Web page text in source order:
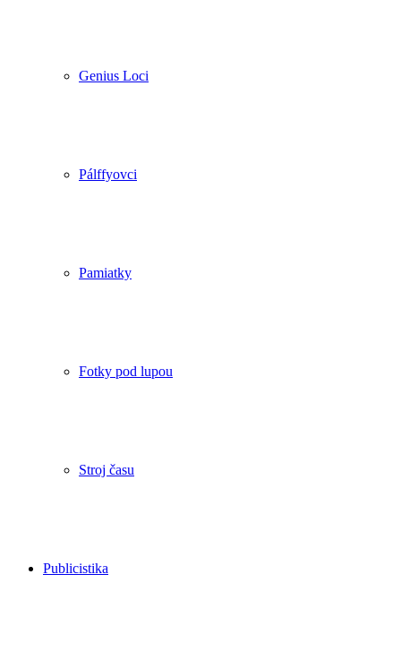
Genius Loci
Pálffyovci
Pamiatky
Fotky pod lupou
Stroj času
Publicistika